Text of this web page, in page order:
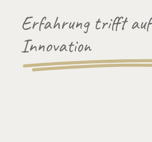
Erfahrung trifft auf
Innovation